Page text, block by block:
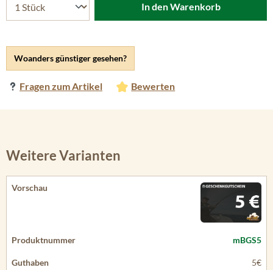
Woanders günstiger gesehen?
Fragen zum Artikel Bewerten
In den Warenkorb
Weitere Varianten
mBGS5
5€